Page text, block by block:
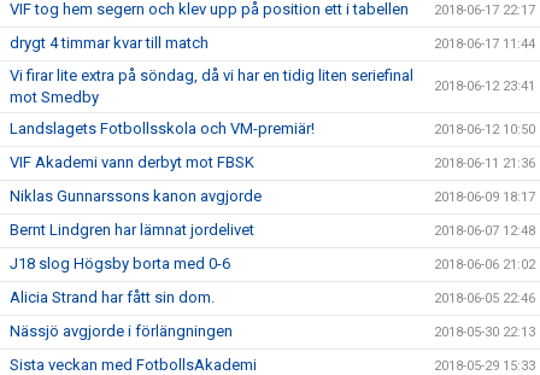
VIF tog hem segern och klev upp på position ett i tabellen 2018-06-17 22:17
drygt 4 timmar kvar till match 2018-06-17 11:44
Vi firar lite extra på söndag, då vi har en tidig liten seriefinal
mot Smedby
2018-06-12 23:41
Landslagets Fotbollsskola och VM-premiär! 2018-06-12 10:50
VIF Akademi vann derbyt mot FBSK 2018-06-11 21:36
Niklas Gunnarssons kanon avgjorde 2018-06-09 18:17
Bernt Lindgren har lämnat jordelivet 2018-06-07 12:48
J18 slog Högsby borta med 0-6 2018-06-06 21:02
Alicia Strand har fått sin dom. 2018-06-05 22:46
Nässjö avgjorde i förlängningen 2018-05-30 22:13
Sista veckan med FotbollsAkademi 2018-05-29 15:33